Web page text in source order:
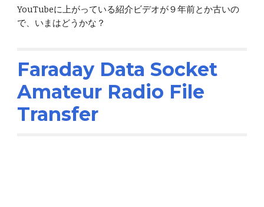
YouTubeに上がっている紹介ビデオが９年前とか古いの
で、いまはどうかな？
Faraday Data Socket
Amateur Radio File
Transfer